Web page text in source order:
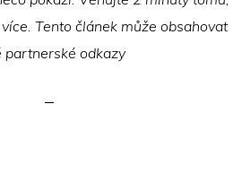
Tento článek může obsahovat
partnerské odkazy